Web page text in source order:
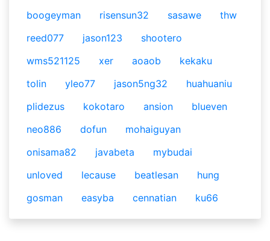
boogeyman
risensun32 sasawe
thw
reed077
jason123
shootero
wms521125
xer aoaob
kekaku
tolin
yleo77 jason5ng32
huahuaniu
plidezus
kokotaro ansion
blueven
neo886
dofun
mohaiguyan
onisama82
javabeta
mybudai
unloved
lecause beatlesan
hung
gosman
easyba cennatian ku66